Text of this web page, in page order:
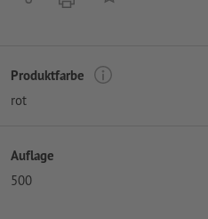
Produktfarbe
rot
Auflage
500